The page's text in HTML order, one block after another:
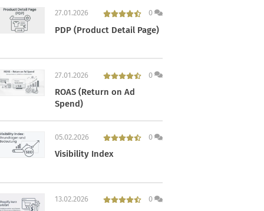
27.01.2026 0
PDP (Product Detail Page)
27.01.2026 0
ROAS (Return on Ad
Spend)
05.02.2026 0
Visibility Index
13.02.2026 0